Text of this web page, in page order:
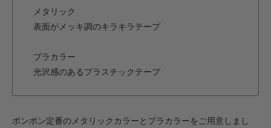
メタリック
表面がメッキ調のキラキラテープ
プラカラー
光沢感のあるプラスチックテープ
ポンポン定番のメタリックカラーとプラカラーをご用意しまし